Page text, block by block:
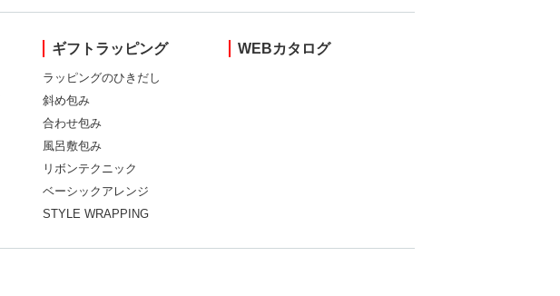
ギフトラッピング
ラッピングのひきだし
斜め包み
合わせ包み
風呂敷包み
リボンテクニック
ベーシックアレンジ
STYLE WRAPPING
WEBカタログ